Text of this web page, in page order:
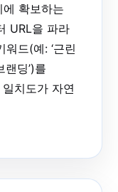
확보하는
URL을 파라
드(예: ‘근린
랜딩’)를
치도가 자연